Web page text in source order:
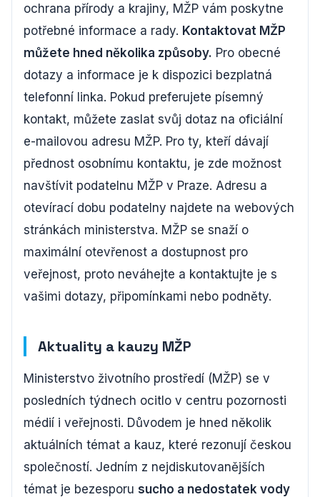
ochrana přírody a krajiny, MŽP vám poskytne
potřebné informace a rady. Kontaktovat MŽP
můžete hned několika způsoby. Pro obecné
dotazy a informace je k dispozici bezplatná
telefonní linka. Pokud preferujete písemný
kontakt, můžete zaslat svůj dotaz na oficiální
e-mailovou adresu MŽP. Pro ty, kteří dávají
přednost osobnímu kontaktu, je zde možnost
navštívit podatelnu MŽP v Praze. Adresu a
otevírací dobu podatelny najdete na webových
stránkách ministerstva. MŽP se snaží o
maximální otevřenost a dostupnost pro
veřejnost, proto neváhejte a kontaktujte je s
vašimi dotazy, připomínkami nebo podněty.
Aktuality a kauzy MŽP
Ministerstvo životního prostředí (MŽP) se v
posledních týdnech ocitlo v centru pozornosti
médií i veřejnosti. Důvodem je hned několik
aktuálních témat a kauz, které rezonují českou
společností. Jedním z nejdiskutovanějších
témat je bezesporu sucho a nedostatek vody